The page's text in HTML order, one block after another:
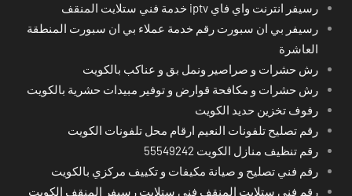
رسيفر انترنت واي فاي iptv خدمة فني ستلايت المنقف
رسيفر بي ان سبورت رقم خدمة عملاء بي ان سبورت المنطقة
العاشرة
رش حشرات و صراصير ونمل بق و عناكب بالكويت
رش حشرات و مكافحة قوارض و توفير مبيدات حشرية بالكويت
رفوف تخزين حديد الكويت
رقم تصليح تلفونات النعيم ارقام محل تلفونات الكويت
رقم تنظيف منازل الكويت 55549242
رقم فني تصليح و صيانة مكيفات و تكييف مركزي بالكويت
رقم فني ستلايت المنقف فني ستلايت رسيفر المنقف الكويت